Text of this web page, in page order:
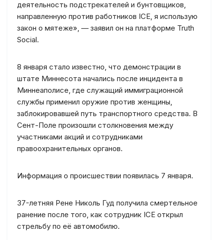
деятельность подстрекателей и бунтовщиков,
направленную против работников ICE, я использую
закон о мятеже», — заявил он на платформе Truth
Social.
8 января стало известно, что демонстрации в
штате Миннесота начались после инцидента в
Миннеаполисе, где служащий иммиграционной
службы применил оружие против женщины,
заблокировавшей путь транспортного средства. В
Сент-Поле произошли столкновения между
участниками акций и сотрудниками
правоохранительных органов.
Информация о происшествии появилась 7 января.
37-летняя Рене Николь Гуд получила смертельное
ранение после того, как сотрудник ICE открыл
стрельбу по её автомобилю.